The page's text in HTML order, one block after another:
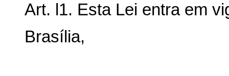
Art. l1. Esta Lei entra em
Brasília,